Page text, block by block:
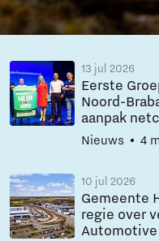
13 jul 2026
Eerste
Noord-
aanpak
Nieuws 4
10 jul 2026
Gemeente
regie over
Automotive